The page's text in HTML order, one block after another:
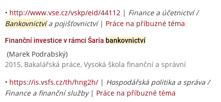
• http://www.vse.cz/vskp/eid/44112 | Finance a účetnictví /
Bankovnictvía pojišťovnictví| Práce na příbuzné téma
Finanční investice v rámci Šaría bankovnictví
(Marek Podrabský)
2015, Bakalářská práce, Vysoká škola finanční a správní
• https://is.vsfs.cz/th/hng2h/ | Hospodářská politika a správa /
Finance a finanční služby| Práce na příbuzné téma